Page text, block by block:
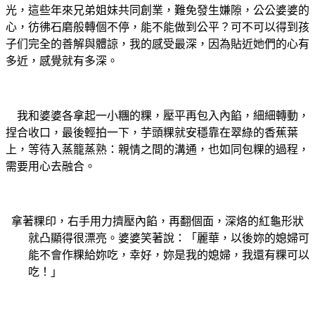
光，這些年來兄弟姐妹共同創業，難免發生嫌隙，公公婆婆的
心，彷彿石磨般轉個不停，能不能做到公平？可不可以得到孩
子们 完全的善解與體諒，我的感受最深，因為貼近她們的心有
多近，感覺就有多深。
我和婆婆各拿起一小糰的粿，壓平再包入內餡，細細轉動，
捏合收口，最後輕拍一下，芋頭粿就安穩靠在翠綠的香蕉葉
上，等待入蒸籠蒸熟：親情之間的溝通，也如同包粿的過程，
需要用心去融合。
拿著粿印，右手用力擠壓內餡，再翻個面，深烙的紅龜形狀
就凸顯得很漂亮。婆婆笑著說：「麗華，以後妳的媳婦可
能不會作粿給妳吃，幸好，妳是我的媳婦，我還有粿可以
吃！」